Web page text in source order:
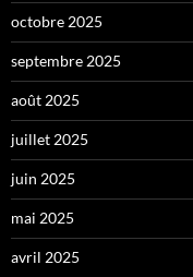
octobre 2025
septembre 2025
août 2025
juillet 2025
juin 2025
mai 2025
avril 2025